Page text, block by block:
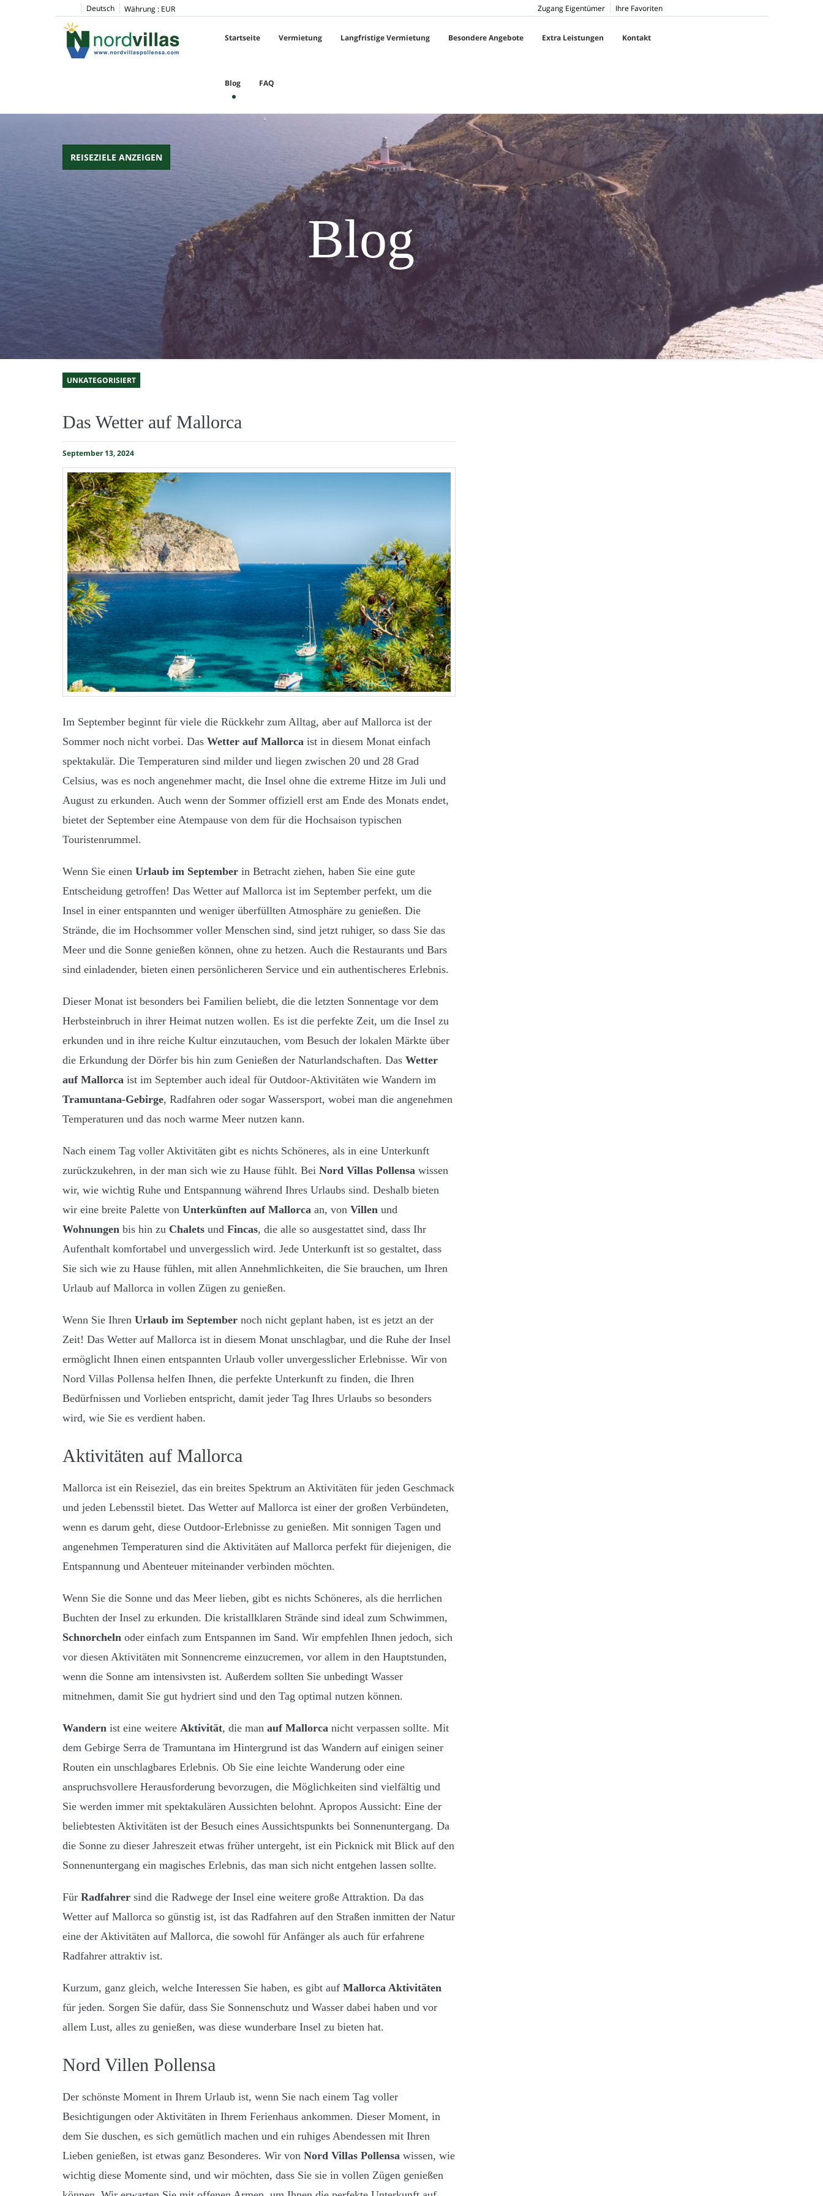
Deutsch Währung : EUR Ihre Favoriten
Zugang Eigentümer
Startseite Vermietung Langfristige Vermietung Besondere Angebote Extra Leistungen Kontakt
Blog FAQ
REISEZIELE ANZEIGEN
Blog
UNKATEGORISIERT
Das Wetter auf Mallorca
September 13, 2024
Im September beginnt für viele die Rückkehr zum Alltag, aber auf Mallorca ist der
Sommer noch nicht vorbei. Das Wetter auf Mallorca ist in diesem Monat einfach
spektakulär. Die Temperaturen sind milder und liegen zwischen 20 und 28 Grad
Celsius, was es noch angenehmer macht, die Insel ohne die extreme Hitze im Juli und
August zu erkunden. Auch wenn der Sommer offiziell erst am Ende des Monats endet,
bietet der September eine Atempause von dem für die Hochsaison typischen
Touristenrummel.
Wenn Sie einen Urlaub im September in Betracht ziehen, haben Sie eine gute
Entscheidung getroffen! Das Wetter auf Mallorca ist im September perfekt, um die
Insel in einer entspannten und weniger überfüllten Atmosphäre zu genießen. Die
Strände, die im Hochsommer voller Menschen sind, sind jetzt ruhiger, so dass Sie das
Meer und die Sonne genießen können, ohne zu hetzen. Auch die Restaurants und Bars
sind einladender, bieten einen persönlicheren Service und ein authentischeres Erlebnis.
Dieser Monat ist besonders bei Familien beliebt, die die letzten Sonnentage vor dem
Herbsteinbruch in ihrer Heimat nutzen wollen. Es ist die perfekte Zeit, um die Insel zu
erkunden und in ihre reiche Kultur einzutauchen, vom Besuch der lokalen Märkte über
die Erkundung der Dörfer bis hin zum Genießen der Naturlandschaften. Das Wetter
auf Mallorca ist im September auch ideal für Outdoor-Aktivitäten wie Wandern im
Tramuntana-Gebirge, Radfahren oder sogar Wassersport, wobei man die angenehmen
Temperaturen und das noch warme Meer nutzen kann.
Nach einem Tag voller Aktivitäten gibt es nichts Schöneres, als in eine Unterkunft
zurückzukehren, in der man sich wie zu Hause fühlt. Bei Nord Villas Pollensa wissen
wir, wie wichtig Ruhe und Entspannung während Ihres Urlaubs sind. Deshalb bieten
wir eine breite Palette von Unterkünften auf Mallorca an, von Villen und
Wohnungen bis hin zu Chalets und Fincas, die alle so ausgestattet sind, dass Ihr
Aufenthalt komfortabel und unvergesslich wird. Jede Unterkunft ist so gestaltet, dass
Sie sich wie zu Hause fühlen, mit allen Annehmlichkeiten, die Sie brauchen, um Ihren
Urlaub auf Mallorca in vollen Zügen zu genießen.
Wenn Sie Ihren Urlaub im September noch nicht geplant haben, ist es jetzt an der
Zeit! Das Wetter auf Mallorca ist in diesem Monat unschlagbar, und die Ruhe der Insel
ermöglicht Ihnen einen entspannten Urlaub voller unvergesslicher Erlebnisse. Wir von
Nord Villas Pollensa helfen Ihnen, die perfekte Unterkunft zu finden, die Ihren
Bedürfnissen und Vorlieben entspricht, damit jeder Tag Ihres Urlaubs so besonders
wird, wie Sie es verdient haben.
Aktivitäten auf Mallorca
Mallorca ist ein Reiseziel, das ein breites Spektrum an Aktivitäten für jeden Geschmack
und jeden Lebensstil bietet. Das Wetter auf Mallorca ist einer der großen Verbündeten,
wenn es darum geht, diese Outdoor-Erlebnisse zu genießen. Mit sonnigen Tagen und
angenehmen Temperaturen sind die Aktivitäten auf Mallorca perfekt für diejenigen, die
Entspannung und Abenteuer miteinander verbinden möchten.
Wenn Sie die Sonne und das Meer lieben, gibt es nichts Schöneres, als die herrlichen
Buchten der Insel zu erkunden. Die kristallklaren Strände sind ideal zum Schwimmen,
Schnorcheln oder einfach zum Entspannen im Sand. Wir empfehlen Ihnen jedoch, sich
vor diesen Aktivitäten mit Sonnencreme einzucremen, vor allem in den Hauptstunden,
wenn die Sonne am intensivsten ist. Außerdem sollten Sie unbedingt Wasser
mitnehmen, damit Sie gut hydriert sind und den Tag optimal nutzen können.
Wandern ist eine weitere Aktivität, die man auf Mallorca nicht verpassen sollte. Mit
dem Gebirge Serra de Tramuntana im Hintergrund ist das Wandern auf einigen seiner
Routen ein unschlagbares Erlebnis. Ob Sie eine leichte Wanderung oder eine
anspruchsvollere Herausforderung bevorzugen, die Möglichkeiten sind vielfältig und
Sie werden immer mit spektakulären Aussichten belohnt. Apropos Aussicht: Eine der
beliebtesten Aktivitäten ist der Besuch eines Aussichtspunkts bei Sonnenuntergang. Da
die Sonne zu dieser Jahreszeit etwas früher untergeht, ist ein Picknick mit Blick auf den
Sonnenuntergang ein magisches Erlebnis, das man sich nicht entgehen lassen sollte.
Für Radfahrer sind die Radwege der Insel eine weitere große Attraktion. Da das
Wetter auf Mallorca so günstig ist, ist das Radfahren auf den Straßen inmitten der Natur
eine der Aktivitäten auf Mallorca, die sowohl für Anfänger als auch für erfahrene
Radfahrer attraktiv ist.
Kurzum, ganz gleich, welche Interessen Sie haben, es gibt auf Mallorca Aktivitäten
für jeden. Sorgen Sie dafür, dass Sie Sonnenschutz und Wasser dabei haben und vor
allem Lust, alles zu genießen, was diese wunderbare Insel zu bieten hat.
Nord Villen Pollensa
Der schönste Moment in Ihrem Urlaub ist, wenn Sie nach einem Tag voller
Besichtigungen oder Aktivitäten in Ihrem Ferienhaus ankommen. Dieser Moment, in
dem Sie duschen, es sich gemütlich machen und ein ruhiges Abendessen mit Ihren
Lieben genießen, ist etwas ganz Besonderes. Wir von Nord Villas Pollensa wissen, wie
wichtig diese Momente sind, und wir möchten, dass Sie sie in vollen Zügen genießen